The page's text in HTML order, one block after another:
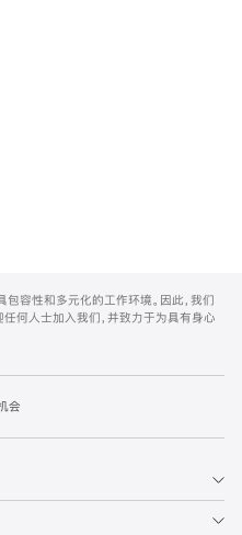
容性和多元化的工作环境。因此，我们
何人士加入我们，并致力于为具有身心
会